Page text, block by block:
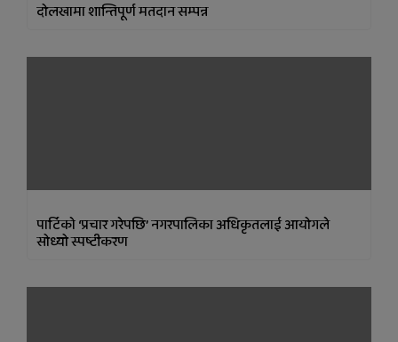
दोलखामा शान्तिपूर्ण मतदान सम्पन्न
पार्टिकाे ‘प्रचार गरेपछि’ नगरपालिका अधिकृतलाई आयोगले
सोध्यो स्पष्टीकरण